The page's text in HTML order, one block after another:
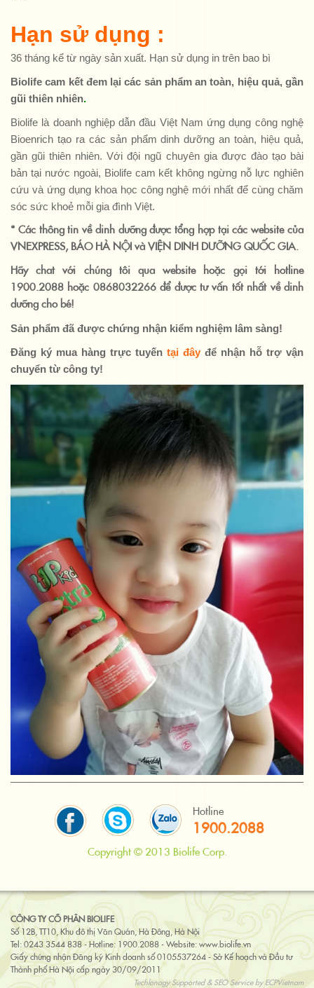
Hạn sử dụng :
36 tháng kể từ ngày sản xuất. Hạn sử dụng in trên bao bì
Biolife cam kết đem lại các sản phẩm an toàn, hiệu quả, gần
gũi thiên nhiên.
Biolife là doanh nghiệp dẫn đầu Việt Nam ứng dụng công nghệ
Bioenrich tạo ra các sản phẩm dinh dưỡng an toàn, hiệu quả,
gần gũi thiên nhiên. Với đội ngũ chuyên gia được đào tạo bài
bản tại nước ngoài, Biolife cam kết không ngừng nỗ lực nghiên
cứu và ứng dụng khoa học công nghệ mới nhất để cùng chăm
sóc sức khoẻ mỗi gia đình Việt.
* Các thông tin về dinh dưỡng được tổng hợp tại các website của
VNEXPRESS, BÁO HÀ NỘI và VIỆN DINH DƯỠNG QUỐC GIA.
Hãy chat với chúng tôi qua website hoặc gọi tới hotline
1900.2088 hoặc 0868032266 để được tư vấn tốt nhất về dinh
dưỡng cho bé!
Sản phẩm đã được chứng nhận kiểm nghiệm lâm sàng!
Đăng ký mua hàng trực tuyến tại đây để nhận hỗ trợ vận
chuyển từ công ty!
Hotline
1900.2088
Copyright © 2013 Biolife Corp.
CÔNG TY CỔ PHẦN BIOLIFE
Số 12B, TT10, Khu đô thị Văn Quán, Hà Đông, Hà Nội
Tel: 0243 3544 838 - Hotline: 1900.2088 - Website: www.biolife.vn
Giấy chứng nhận Đăng ký Kinh doanh số 0105537264 - Sở Kế hoạch và Đầu tư
Thành phố Hà Nội cấp ngày 30/09/2011
Techlonogy Supported & SEO Service by ECPVietnam